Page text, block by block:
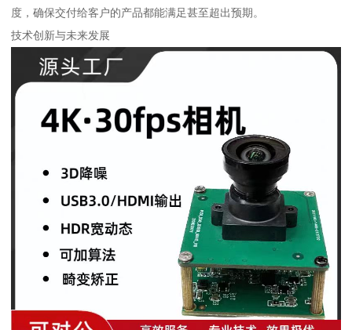
度，确保交付给客户的产品都能满足甚至超出预期。
技术创新与未来发展